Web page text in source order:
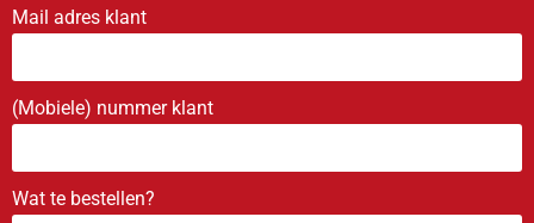
Mail adres klant
(Mobiele) nummer klant
Wat te bestellen?